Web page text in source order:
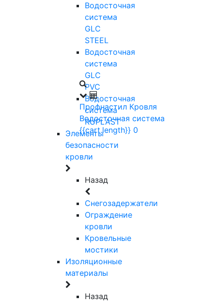
Водосточная
система
GLC
STEEL
Водосточная
система
GLC
PVC
Водосточная
система
RUPLAST
Элементы
безопасности
кровли
Назад
Снегозадержатели
Ограждение
кровли
Кровельные
мостики
Изоляционные
материалы
Назад
Профнастил Кровля
Водосточная система
{{cart.length}} 0